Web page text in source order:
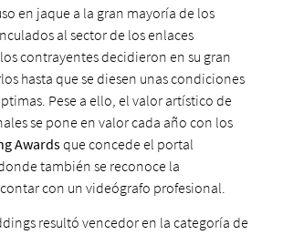
en jaque a la gran mayoría de los
al sector de los enlaces
contrayentes decidieron en su gran
hasta que se diesen unas condiciones
Pese a ello, el valor artístico de
se pone en valor cada año con los
Awardsque concede el portal
también se reconoce la
con un videógrafo profesional.
resultó vencedor en la categoría de